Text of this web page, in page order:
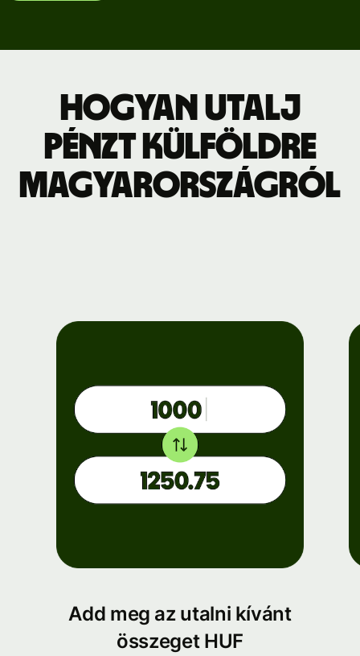
Hogyan utalj
pénzt külföldre
Magyarországról
Add meg az utalni kívánt
összeget HUF